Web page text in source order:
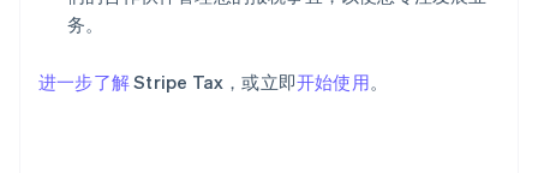
务。
进一步了解Stripe Tax，或立即开始使用。
English
PortuguêsEnglish
保加利亚